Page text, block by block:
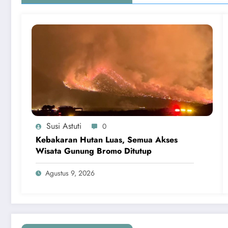
Susi Astuti 0
Kebakaran Hutan Luas, Semua Akses
Wisata Gunung Bromo Ditutup
Agustus 9, 2026